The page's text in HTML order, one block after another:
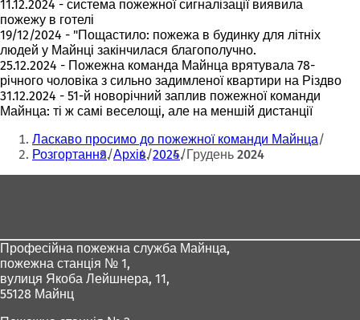
11.12.2024 - система пожежної сигналізації виявила
пожежу в готелі
19/12/2024 - "Пощастило: пожежа в будинку для літніх
людей у Майнці закінчилася благополучно.
25.12.2024 - Пожежна команда Майнца врятувала 78-
річного чоловіка з сильно задимленої квартири на Різдво
31.12.2024 - 51-й новорічний заплив пожежної команди
Майнца: ті ж самі веселощі, але на меншій дистанції
Ти
тут:
Ласкаво просимо до пожежної команди Майнца
Розгортання Архів 2024 Грудень 2024
Професійна пожежна служба Майнца,
пожежна станція № 1,
вулиця Якоба Лейшнера, 11,
55128 Майнц